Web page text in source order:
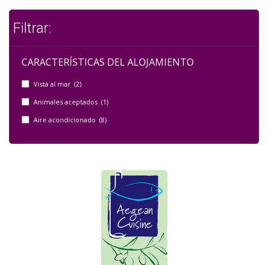
Filtrar:
CARACTERÍSTICAS DEL ALOJAMIENTO
Vista al mar (2)
Animales aceptados (1)
Aire acondicionado (8)